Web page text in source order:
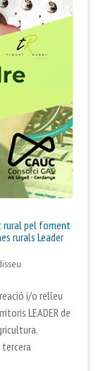
rural pel foment
rurals Leader
i/o relleu
LEADER de